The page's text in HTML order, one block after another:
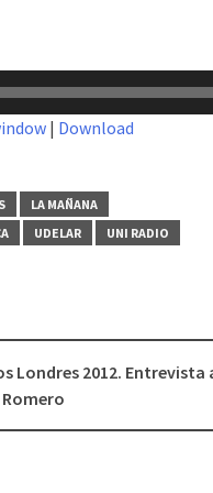
| Download
LA MAÑANA
UDELAR UNI RADIO
Londres 2012. Entrevista